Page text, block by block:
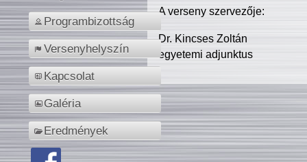
Programbizottság
Versenyhelyszín
Kapcsolat
Galéria
Eredmények
A verseny szervezője:
Dr. Kincses Zoltán
egyetemi adjunktus